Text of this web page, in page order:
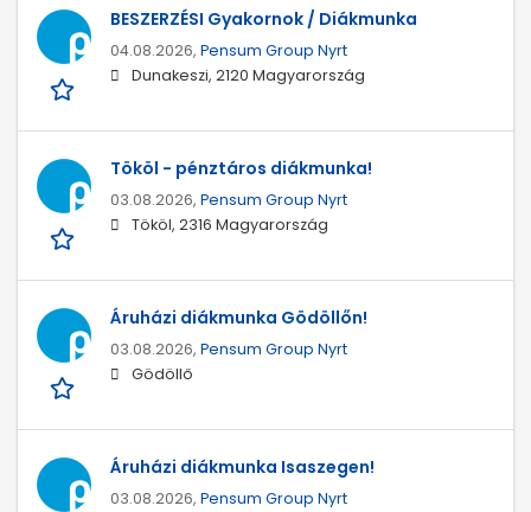
BESZERZÉSI Gyakornok / Diákmunka
04.08.2026, Pensum Group Nyrt
Dunakeszi, 2120 Magyarország
Tököl - pénztáros diákmunka!
03.08.2026, Pensum Group Nyrt
Tököl, 2316 Magyarország
Áruházi diákmunka Gödöllőn!
03.08.2026, Pensum Group Nyrt
Gödöllő
Áruházi diákmunka Isaszegen!
03.08.2026, Pensum Group Nyrt